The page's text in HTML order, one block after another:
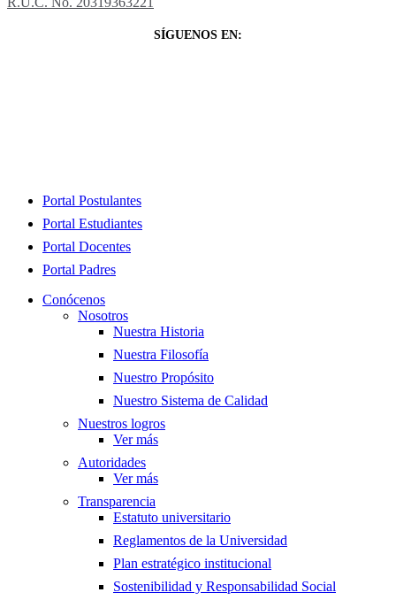
SÍGUENOS EN:
Close
Portal Postulantes
Portal Estudiantes
Portal Docentes
Portal Padres
Conócenos
Nosotros
Nuestra Historia
Nuestra Filosofía
Nuestro Propósito
Nuestro Sistema de Calidad
Nuestros logros
Ver más
Autoridades
Ver más
Transparencia
Estatuto universitario
Reglamentos de la Universidad
Plan estratégico institucional
Sostenibilidad y Responsabilidad Social